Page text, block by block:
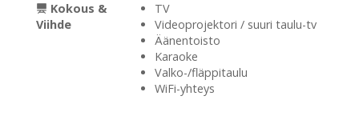
Kokous &
Viihde
TV
Videoprojektori / suuri taulu-tv
Äänentoisto
Karaoke
Valko-/fläppitaulu
WiFi-yhteys